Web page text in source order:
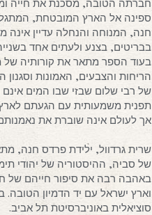
חברתה הטובה, מסכנת את חייה
ספינה אל הארץ המובטחת,
חנה, המנוחה והנחלה עדיין
בבריטים, בצנע ולעתים אחד
בעוד הספר מתאר את קורותיה של
הריחות והצבעים, האמונות
של רבי שלום שבזי שבו המים
תפנית משמעותית עם הגעתם
אך לעולם אינה שוברת את
שרית גרדוול, ילידת פרדס חנה,
של סביה, ההיסטוריה של יהודי
באהבה רבה את סיפור חייהם של
וארץ ישראל עם יד הדמיון הטובה.
סוציאלית באוניברסיטת תל אביב.